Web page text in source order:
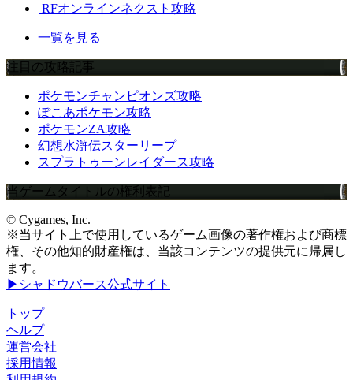
RFオンラインネクスト攻略
一覧を見る
注目の攻略記事
ポケモンチャンピオンズ攻略
ぽこあポケモン攻略
ポケモンZA攻略
幻想水滸伝スターリープ
スプラトゥーンレイダース攻略
当ゲームタイトルの権利表記
© Cygames, Inc.
※当サイト上で使用しているゲーム画像の著作権および商標
権、その他知的財産権は、当該コンテンツの提供元に帰属し
ます。
▶シャドウバース公式サイト
トップ
ヘルプ
運営会社
採用情報